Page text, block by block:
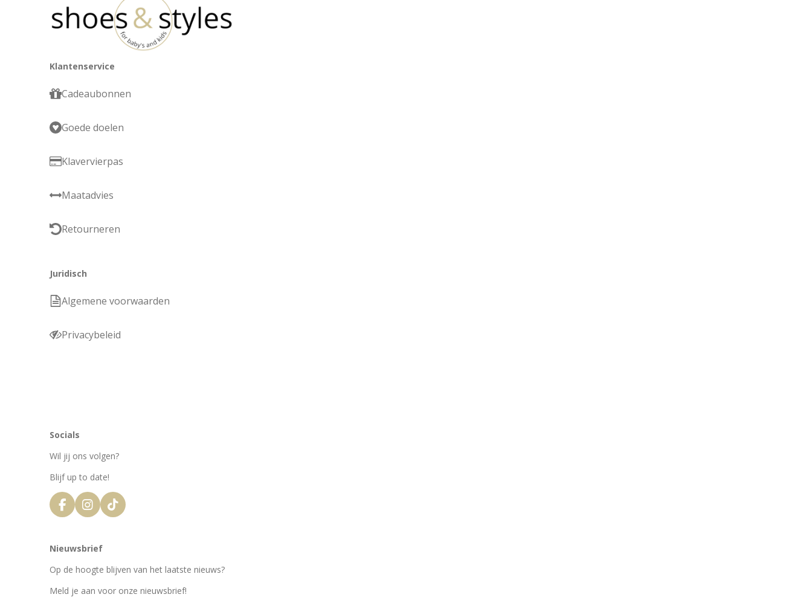
Klantenservice
Cadeaubonnen
Goede doelen
Klavervierpas
Maatadvies
Retourneren
Juridisch
Algemene voorwaarden
Privacybeleid
Socials
Wil jij ons volgen?
Blijf up to date!
F
a
e
b
o
k
I
n
t
a
g
a
T
i
k
Nieuwsbrief
Op de hoogte blijven van het laatste nieuws?
Meld je aan voor onze nieuwsbrief!